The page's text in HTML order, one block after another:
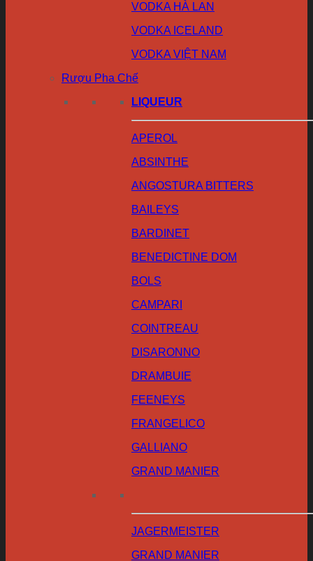
VODKA HÀ LAN
VODKA ICELAND
VODKA VIỆT NAM
Rượu Pha Chế
LIQUEUR
APEROL
ABSINTHE
ANGOSTURA BITTERS
BAILEYS
BARDINET
BENEDICTINE DOM
BOLS
CAMPARI
COINTREAU
DISARONNO
DRAMBUIE
FEENEYS
FRANGELICO
GALLIANO
GRAND MANIER
JAGERMEISTER
GRAND MANIER